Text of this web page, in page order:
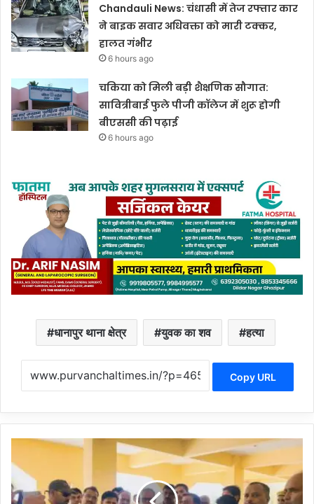
Chandauli News: चंधासी में तेज रफ्तार कार
ने बाइक सवार अधिवक्ता को मारी टक्कर,
हालत गंभीर
6 hours ago
चकिया को मिली बड़ी शैक्षणिक सौगात:
सावित्रीबाई फुले पीजी कॉलेज में शुरू होगी
बीएससी की पढ़ाई
6 hours ago
धानापुर थाना क्षेत्र युवक का शव हत्या
Copy URL
h
a
n